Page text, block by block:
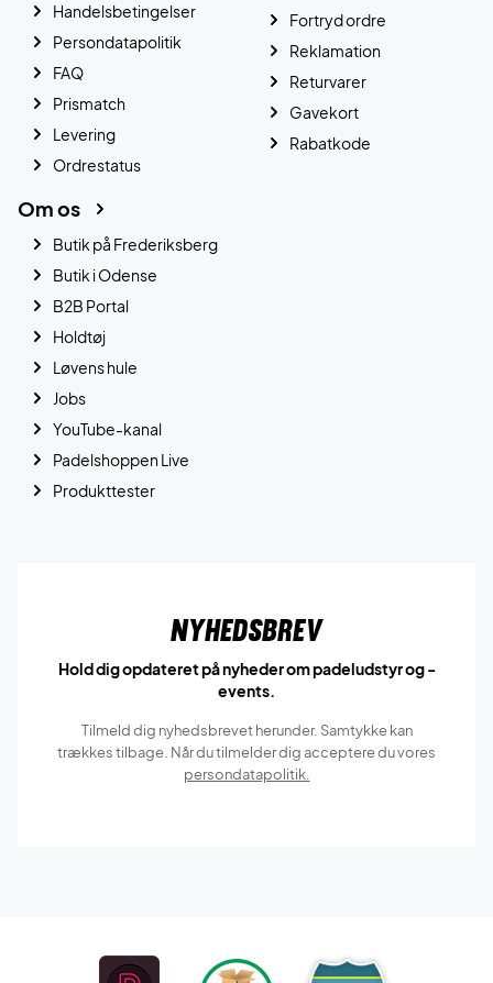
Handelsbetingelser
Persondatapolitik
FAQ
Prismatch
Levering
Ordrestatus
Fortryd ordre
Reklamation
Returvarer
Gavekort
Rabatkode
Om os
Butik på Frederiksberg
Butik i Odense
B2B Portal
Holdtøj
Løvens hule
Jobs
YouTube-kanal
Padelshoppen Live
Produkttester
Nyhedsbrev
Hold dig opdateret på nyheder om padeludstyr og -
events.
Tilmeld dig nyhedsbrevet herunder. Samtykke kan
trækkes tilbage. Når du tilmelder dig acceptere du vores
persondatapolitik.